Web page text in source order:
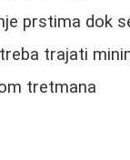
prstima dok
trajati
tretmana